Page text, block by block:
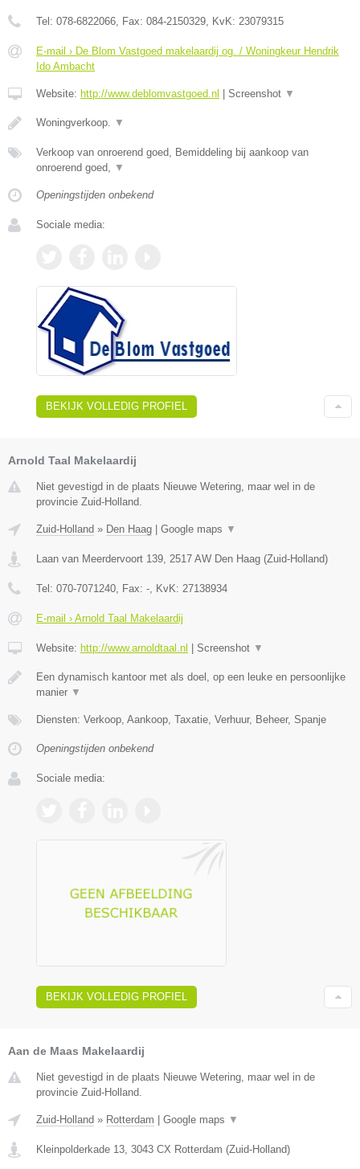
Tel: 078-6822066, Fax: 084-2150329, KvK: 23079315
E-mail › De Blom Vastgoed makelaardij og. / Woningkeur Hendrik
Ido Ambacht
Website: http://www.deblomvastgoed.nl Screenshot ▼
Woningverkoop. ▼
Verkoop van onroerend goed, Bemiddeling bij aankoop van
onroerend goed, ▼
Openingstijden onbekend
Sociale media:
BEKIJK VOLLEDIG PROFIEL
Arnold Taal Makelaardij
Niet gevestigd in de plaats Nieuwe Wetering, maar wel in de
provincie Zuid-Holland.
Zuid-Holland » Den Haag | Google maps ▼
Laan van Meerdervoort 139 2517 AW Den Haag (Zuid-Holland)
Tel: 070-7071240 , Fax: - , KvK: 27138934
E-mail › Arnold Taal Makelaardij
Website: http://www.arnoldtaal.nl | Screenshot ▼
Een dynamisch kantoor met als doel, op een leuke en persoonlijke
manier ▼
Diensten: Verkoop, Aankoop, Taxatie, Verhuur, Beheer, Spanje
Openingstijden onbekend
Sociale media:
BEKIJK VOLLEDIG PROFIEL
Aan de Maas Makelaardij
Niet gevestigd in de plaats Nieuwe Wetering, maar wel in de
provincie Zuid-Holland.
Zuid-Holland » Rotterdam Google maps ▼
Kleinpolderkade 13, 3043 CX Rotterdam (Zuid-Holland)